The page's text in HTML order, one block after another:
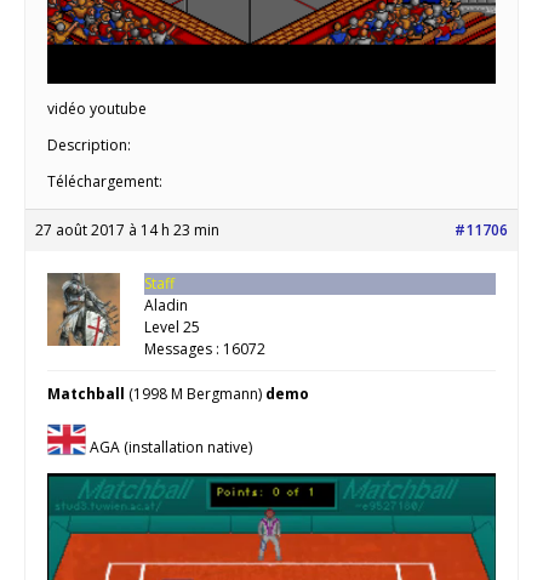
vidéo youtube
Description:
Téléchargement:
27 août 2017 à 14 h 23 min #11706
Staff
Aladin
Level 25
Messages : 16072
Matchball (1998 M Bergmann) demo
AGA (installation native)